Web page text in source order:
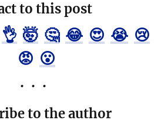
to this post
👌 🤯 🤔 😂 😍 😭 😢
😡 😮
to the author